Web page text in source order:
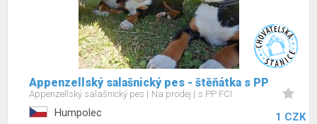
Appenzellský salašnický pes - štěňátka s PP
Appenzellský salašnický pes Na prodej s PP FCI
Humpolec 1 CZK